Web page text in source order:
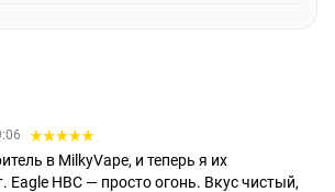
в MilkyVape, и теперь я их
Eagle HBC — просто огонь. Вкус чистый,